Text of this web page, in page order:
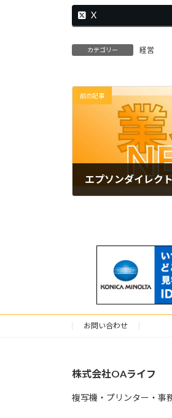
X
カテゴリー 経営
前の記事
お問い合わせ
株式会社OAライフ
複写機・プリンター・事